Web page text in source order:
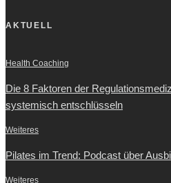
AKTUELL
Health Coaching
Die 8 Faktoren der
systemisch entschlüsseln
Weiteres
Pilates im Trend: Podcast über
Weiteres